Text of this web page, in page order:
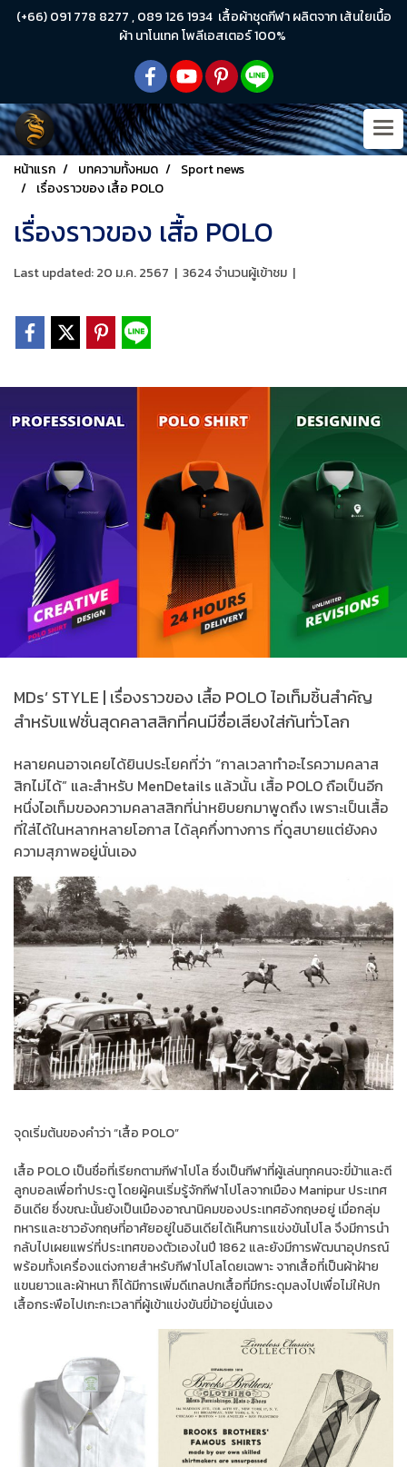
(+66) 091 778 8277 , 089 126 1934 เสื้อผ้าชุดกีฬา ผลิตจาก เส้นใยเนื้อ
ผ้า นาโนเทค โพลีเอสเตอร์ 100%
หน้าแรก บทความทั้งหมด
Sport news
เรื่องราวของ เสื้อ POLO
เรื่องราวของ เสื้อ POLO
Last updated: 20 ม.ค. 2567 | 3624 จำนวนผู้เข้าชม |
MDs’ STYLE | เรื่องราวของ เสื้อ POLO ไอเท็มชิ้นสำคัญ
สำหรับแฟชั่นสุดคลาสสิกที่คนมีชื่อเสียงใส่กันทั่วโลก
หลายคนอาจเคยได้ยินประโยคที่ว่า “กาลเวลาทำอะไรความคลาส
สิกไม่ได้” และสำหรับ MenDetails แล้วนั้น เสื้อ POLO ถือเป็นอีก
หนึ่งไอเท็มของความคลาสสิกที่น่าหยิบยกมาพูดถึง เพราะเป็นเสื้อ
ที่ใส่ได้ในหลากหลายโอกาส ได้ลุคกึ่งทางการ ที่ดูสบายแต่ยังคง
ความสุภาพอยู่นั่นเอง
จุดเริ่มต้นของคำว่า “เสื้อ POLO”
เสื้อ POLO เป็นชื่อที่เรียกตามกีฬาโปโล ซึ่งเป็นกีฬาที่ผู้เล่นทุกคนจะขี่ม้าและตี
ลูกบอลเพื่อทำประตู โดยผู้คนเริ่มรู้จักกีฬาโปโลจากเมือง Manipur ประเทศ
อินเดีย ซึ่งขณะนั้นยังเป็นเมืองอาณานิคมของประเทศอังกฤษอยู่ เมื่อกลุ่ม
ทหารและชาวอังกฤษที่อาศัยอยู่ในอินเดียได้เห็นการแข่งขันโปโล จึงมีการนำ
กลับไปเผยแพร่ที่ประเทศของตัวเองในปี 1862 และยังมีการพัฒนาอุปกรณ์
พร้อมทั้งเครื่องแต่งกายสำหรับกีฬาโปโลโดยเฉพาะ จากเสื้อที่เป็นผ้าฝ้าย
แขนยาวและผ้าหนา ก็ได้มีการเพิ่มดีเทลปกเสื้อที่มีกระดุมลงไปเพื่อไม่ให้ปก
เสื้อกระพือไปเกะกะเวลาที่ผู้เข้าแข่งขันขี่ม้าอยู่นั่นเอง